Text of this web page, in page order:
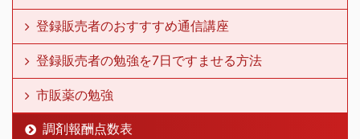
登録販売者のおすすすめ通信講座
登録販売者の勉強を7日ですませる方法
市販薬の勉強
調剤報酬点数表